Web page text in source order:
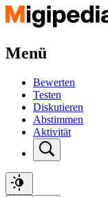
Menü
Bewerten
Testen
Diskutieren
Abstimmen
Aktivität